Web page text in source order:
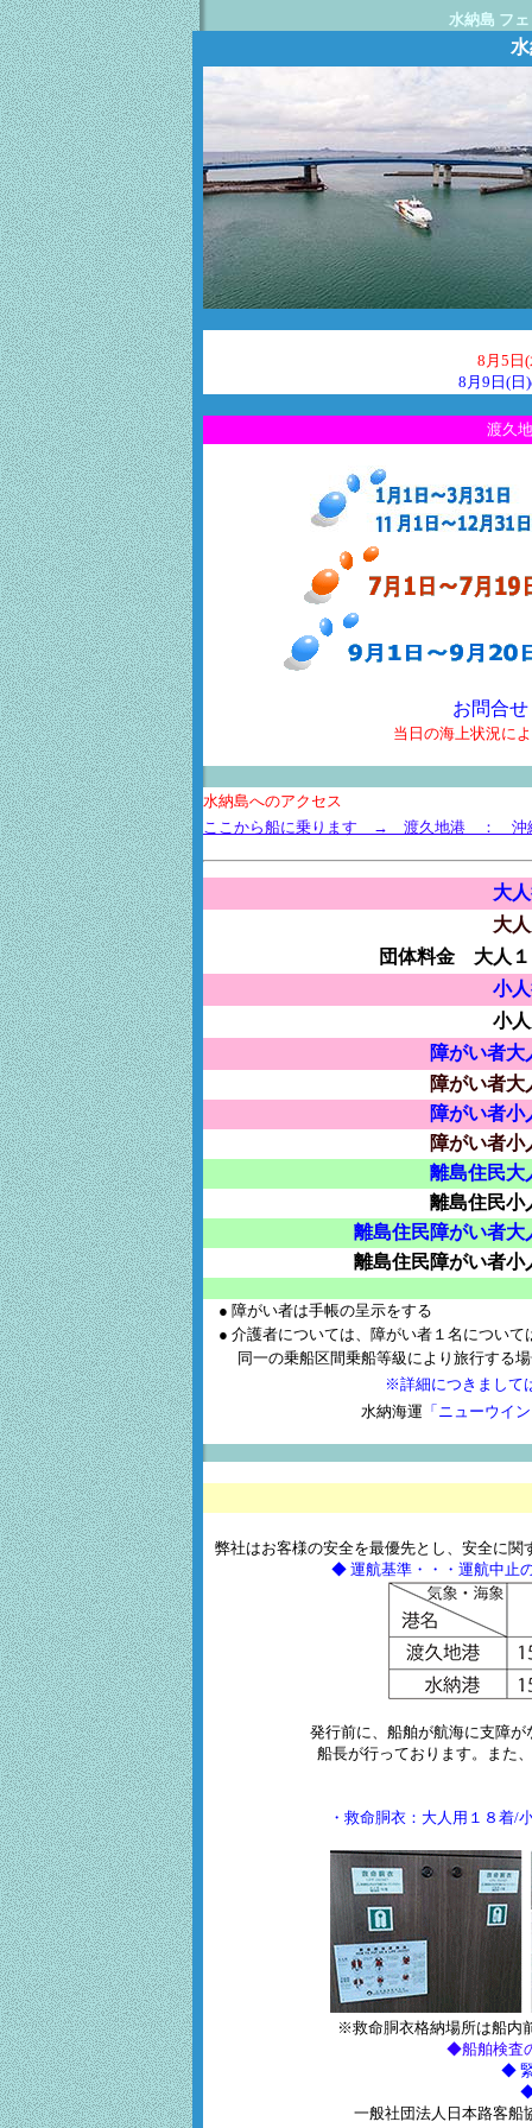
水納島 フ
8月5日
8月9日(日
渡久
お問合せ
当日の海上状況に
水納島へのアクセス
ここから船に乗ります → 渡久地港 ： 沖縄
大
大
団体料金 大人
小
小
障がい者大
障がい者
障がい者
障がい者
離島住民
離島住民
離島住民障がい者
離島住民障がい者
● 障がい者は手帳の呈示をする
● 介護者については、障がい者１名について
同一の乗船区間乗船等級により旅行する場
※詳細につきまして
水納海運 「ニューウイ
弊社はお客様の安全を最優先とし、安全に
◆ 運航基準・・・運航中止
発行前に、船舶が航海に支障
船長が行っております。また
・救命胴衣：大人用１８着/
※救命胴衣格納場所は船内
◆船舶検査
◆
◆
一般社団法人日本路客船